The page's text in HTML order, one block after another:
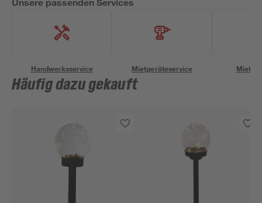
Handwerksservice Mietgeräteservice
Häufig dazu gekauft